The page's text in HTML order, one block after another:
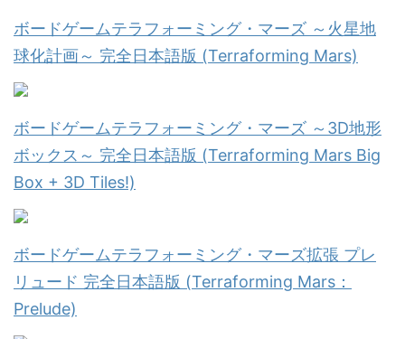
ボードゲームテラフォーミング・マーズ ～火星地
球化計画～ 完全日本語版 (Terraforming Mars)
ボードゲームテラフォーミング・マーズ ～3D地形
ボックス～ 完全日本語版 (Terraforming Mars Big
Box + 3D Tiles!)
ボードゲームテラフォーミング・マーズ拡張 プレ
リュード 完全日本語版 (Terraforming Mars：
Prelude)